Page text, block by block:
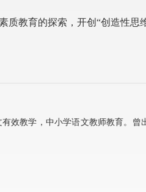
质教育的探索，开创“创造性思
效教学，中小学语文教师教育。曾